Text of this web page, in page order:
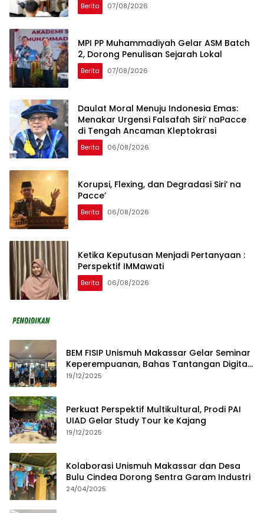
Berita 07/08/2026
MPI PP Muhammadiyah Gelar ASM Batch
2, Dorong Penulisan Sejarah Lokal
Berita 07/08/2026
Daulat Moral Menuju Indonesia Emas:
Menakar Urgensi Falsafah Siri’ naPacce
di Tengah Ancaman Kleptokrasi
Berita 06/08/2026
Korupsi, Flexing, dan Degradasi Siri’ na
Pacce’
Berita 06/08/2026
Ketika Keputusan Menjadi Pertanyaan :
Perspektif IMMawati
Berita 06/08/2026
BEM FISIP Unismuh Makassar Gelar Seminar
Keperempuanan, Bahas Tantangan Digital
dan Budaya Lokal
19/12/2025
Perkuat Perspektif Multikultural, Prodi PAI
UIAD Gelar Study Tour ke Kajang
19/12/2025
Kolaborasi Unismuh Makassar dan Desa
Bulu Cindea Dorong Sentra Garam Industri
24/04/2025